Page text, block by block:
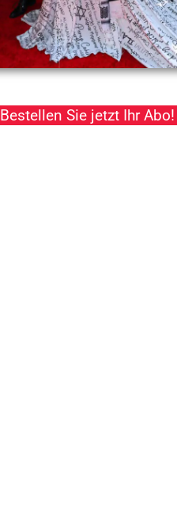
Bestellen Sie jetzt Ihr Abo!